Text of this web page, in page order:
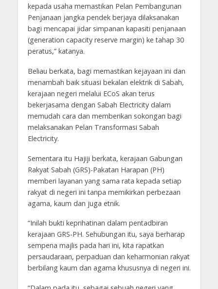
kepada usaha memastikan Pelan Pembangunan
Penjanaan jangka pendek berjaya dilaksanakan
bagi mencapai jidar simpanan kapasiti penjanaan
(generation capacity reserve margin) ke tahap 30
peratus,” katanya.
Beliau berkata, bagi memastikan kejayaan ini dan
menambah baik situasi bekalan elektrik di Sabah,
kerajaan negeri melalui ECoS akan terus
bekerjasama dengan Sabah Electricity dalam
memudah cara dan memberikan sokongan bagi
melaksanakan Pelan Transformasi Sabah
Electricity.
Sementara itu Hajiji berkata, kerajaan Gabungan
Rakyat Sabah (GRS)-Pakatan Harapan (PH)
memberi layanan yang sama rata kepada setiap
rakyat di negeri ini tanpa memikirkan perbezaan
agama, kaum dan juga etnik.
“Inilah bukti keprihatinan dalam pentadbiran
kerajaan GRS-PH. Sehubungan itu, saya berharap
sempena majlis pada hari ini, kita rapatkan
persaudaraan, perpaduan dan keharmonian rakyat
berbilang kaum dan agama khususnya di negeri ini.